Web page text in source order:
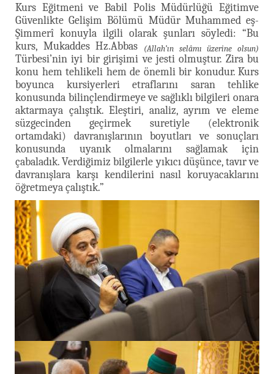
Kurs Eğitmeni ve Babil Polis Müdürlüğü Eğitimve
Güvenlikte Gelişim Bölümü Müdür Muhammed eş-
Şimmerî konuyla ilgili olarak şunları söyledi: “Bu
kurs, Mukaddes Hz.Abbas
(Allah’ın selâmı üzerine olsun)
Türbesi’nin iyi bir girişimi ve jesti olmuştur. Zira bu
konu hem tehlikeli hem de önemli bir konudur. Kurs
boyunca kursiyerleri etraflarını saran tehlike
konusunda bilinçlendirmeye ve sağlıklı bilgileri onara
aktarmaya çalıştık. Eleştiri, analiz, ayrım ve eleme
süzgecinden geçirmek suretiyle (elektronik
ortamdaki) davranışlarının boyutları ve sonuçları
konusunda uyanık olmalarını sağlamak için
çabaladık. Verdiğimiz bilgilerle yıkıcı düşünce, tavır ve
davranışlara karşı kendilerini nasıl koruyacaklarını
öğretmeya çalıştık.”